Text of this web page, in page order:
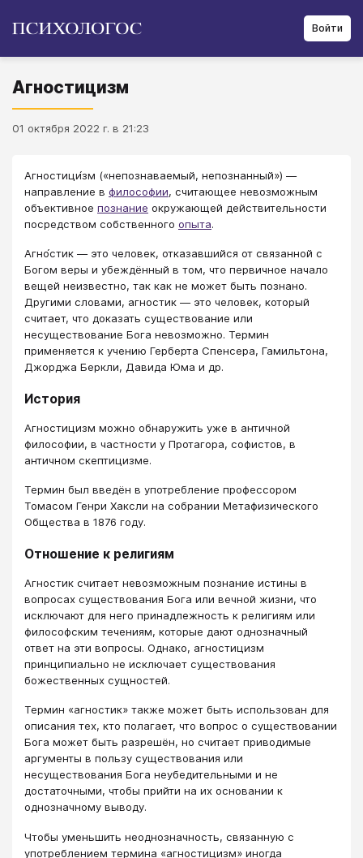
Войти
Агностицизм
01 октября 2022 г. в 21:23
Агностици́зм («непознаваемый, непознанный») —
направление в философии, считающее невозможным
объективное познание окружающей действительности
посредством собственного опыта.
Агно́стик — это человек, отказавшийся от связанной с
Богом веры и убеждённый в том, что первичное начало
вещей неизвестно, так как не может быть познано.
Другими словами, агностик — это человек, который
считает, что доказать существование или
несуществование Бога невозможно. Термин
применяется к учению Герберта Спенсера, Гамильтона,
Джорджа Беркли, Давида Юма и др.
История
Агностицизм можно обнаружить уже в античной
философии, в частности у Протагора, софистов, в
античном скептицизме.
Термин был введён в употребление профессором
Томасом Генри Хаксли на собрании Метафизического
Общества в 1876 году.
Отношение к религиям
Агностик считает невозможным познание истины в
вопросах существования Бога или вечной жизни, что
исключают для него принадлежность к религиям или
философским течениям, которые дают однозначный
ответ на эти вопросы. Однако, агностицизм
принципиально не исключает существования
божественных сущностей.
Термин «агностик» также может быть использован для
описания тех, кто полагает, что вопрос о существовании
Бога может быть разрешён, но считает приводимые
аргументы в пользу существования или
несуществования Бога неубедительными и не
достаточными, чтобы прийти на их основании к
однозначному выводу.
Чтобы уменьшить неоднозначность, связанную с
употреблением термина «агностицизм» иногда